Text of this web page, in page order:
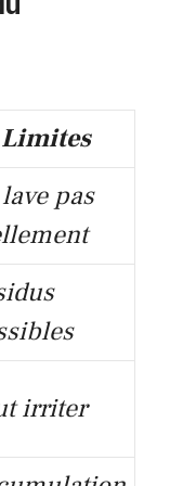
Limites
pas
irriter